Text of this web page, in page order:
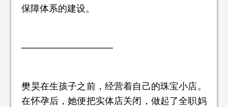
保障体系的建设。
——————————
樊昊在生孩子之前，经营着自己的珠宝小店。
在怀孕后，她便把实体店关闭，做起了全职妈